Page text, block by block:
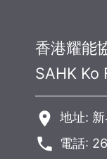
香港耀能
SAHK Ko
room 地址:
phone 電話: